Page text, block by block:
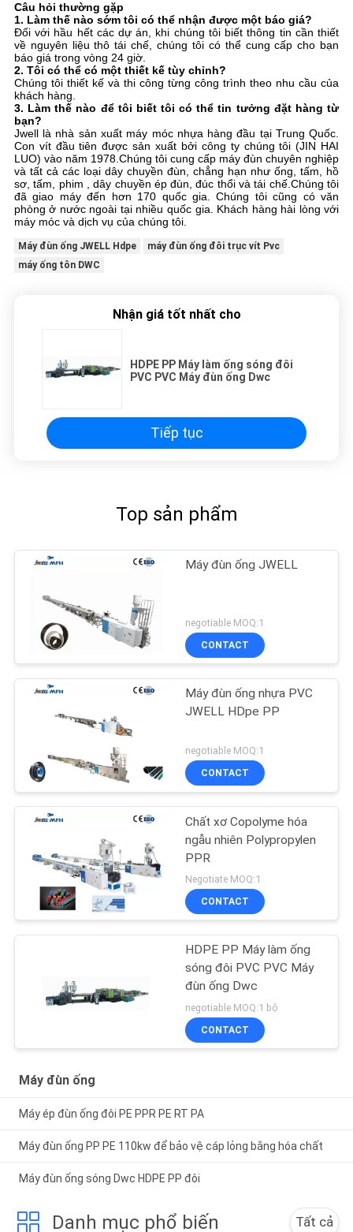
Câu hỏi thường gặp
1. Làm thế nào sớm tôi có thể nhận được một báo giá?
Đối với hầu hết các dự án, khi chúng tôi biết thông tin cần thiết
về nguyên liệu thô tái chế, chúng tôi có thể cung cấp cho bạn
báo giá trong vòng 24 giờ.
2. Tôi có thể có một thiết kế tùy chỉnh?
Chúng tôi thiết kế và thi công từng công trình theo nhu cầu của
khách hàng.
3. Làm thế nào để tôi biết tôi có thể tin tưởng đặt hàng từ
bạn?
Jwell là nhà sản xuất máy móc nhựa hàng đầu tại Trung Quốc.
Con vít đầu tiên được sản xuất bởi công ty chúng tôi (JIN HAI
LUO) vào năm 1978.Chúng tôi cung cấp máy đùn chuyên nghiệp
và tất cả các loại dây chuyền đùn, chẳng hạn như ống, tấm, hồ
sơ, tấm, phim , dây chuyền ép đùn, đúc thổi và tái chế.Chúng tôi
đã giao máy đến hơn 170 quốc gia. Chúng tôi cũng có văn
phòng ở nước ngoài tại nhiều quốc gia. Khách hàng hài lòng với
máy móc và dịch vụ của chúng tôi.
Máy đùn ống JWELL Hdpe
máy đùn ống đôi trục vít Pvc
máy ống tôn DWC
Nhận giá tốt nhất cho
HDPE PP Máy làm ống sóng đôi
PVC PVC Máy đùn ống Dwc
Tiếp tục
Top sản phẩm
Máy đùn ống JWELL
negotiable MOQ:1
CONTACT
Máy đùn ống nhựa PVC
JWELL HDpe PP
negotiable MOQ:1
CONTACT
Chất xơ Copolyme hóa
ngẫu nhiên Polypropylen
PPR
Negotiate MOQ:1
CONTACT
HDPE PP Máy làm ống
sóng đôi PVC PVC Máy
đùn ống Dwc
negotiable MOQ:1 bộ
CONTACT
Máy đùn ống
Máy ép đùn ống đôi PE PPR PE RT PA
Máy đùn ống PP PE 110kw để bảo vệ cáp lỏng bằng hóa chất
Máy đùn ống sóng Dwc HDPE PP đôi
Danh mục phổ biến Tất cả